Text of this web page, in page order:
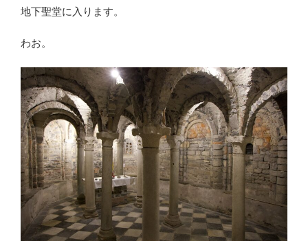
地下聖堂に入ります。
わお。